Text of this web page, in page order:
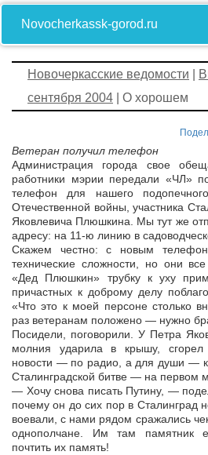
Novocherkassk-gorod.ru
Новочеркасские ведомости
сентября 2004 | О хорошем
Ветеран получил телефон
Администрация города свое
работники мэрии передали «ЧЛ»
телефон для нашего
Отечественной войны, участника
Яковлевича Плюшкина. Мы тут же
адресу: на 11-ю линию в
Скажем честно: с новым
технические сложности, но они
«Дед Плюшкин» трубку к уху
причастных к доброму делу
«Что это к моей персоне столько
раз ветеранам положено — нужно
Посидели, поговорили. У Петра
молния ударила в крышу, сгорел
новости — по радио, а для души —
Сталинградской битве — на первом
— Хочу снова писать Путину, —
почему он до сих пор в Сталинград
воевали, с нами рядом сражались
однополчане. Им там памятник
почтить их память!